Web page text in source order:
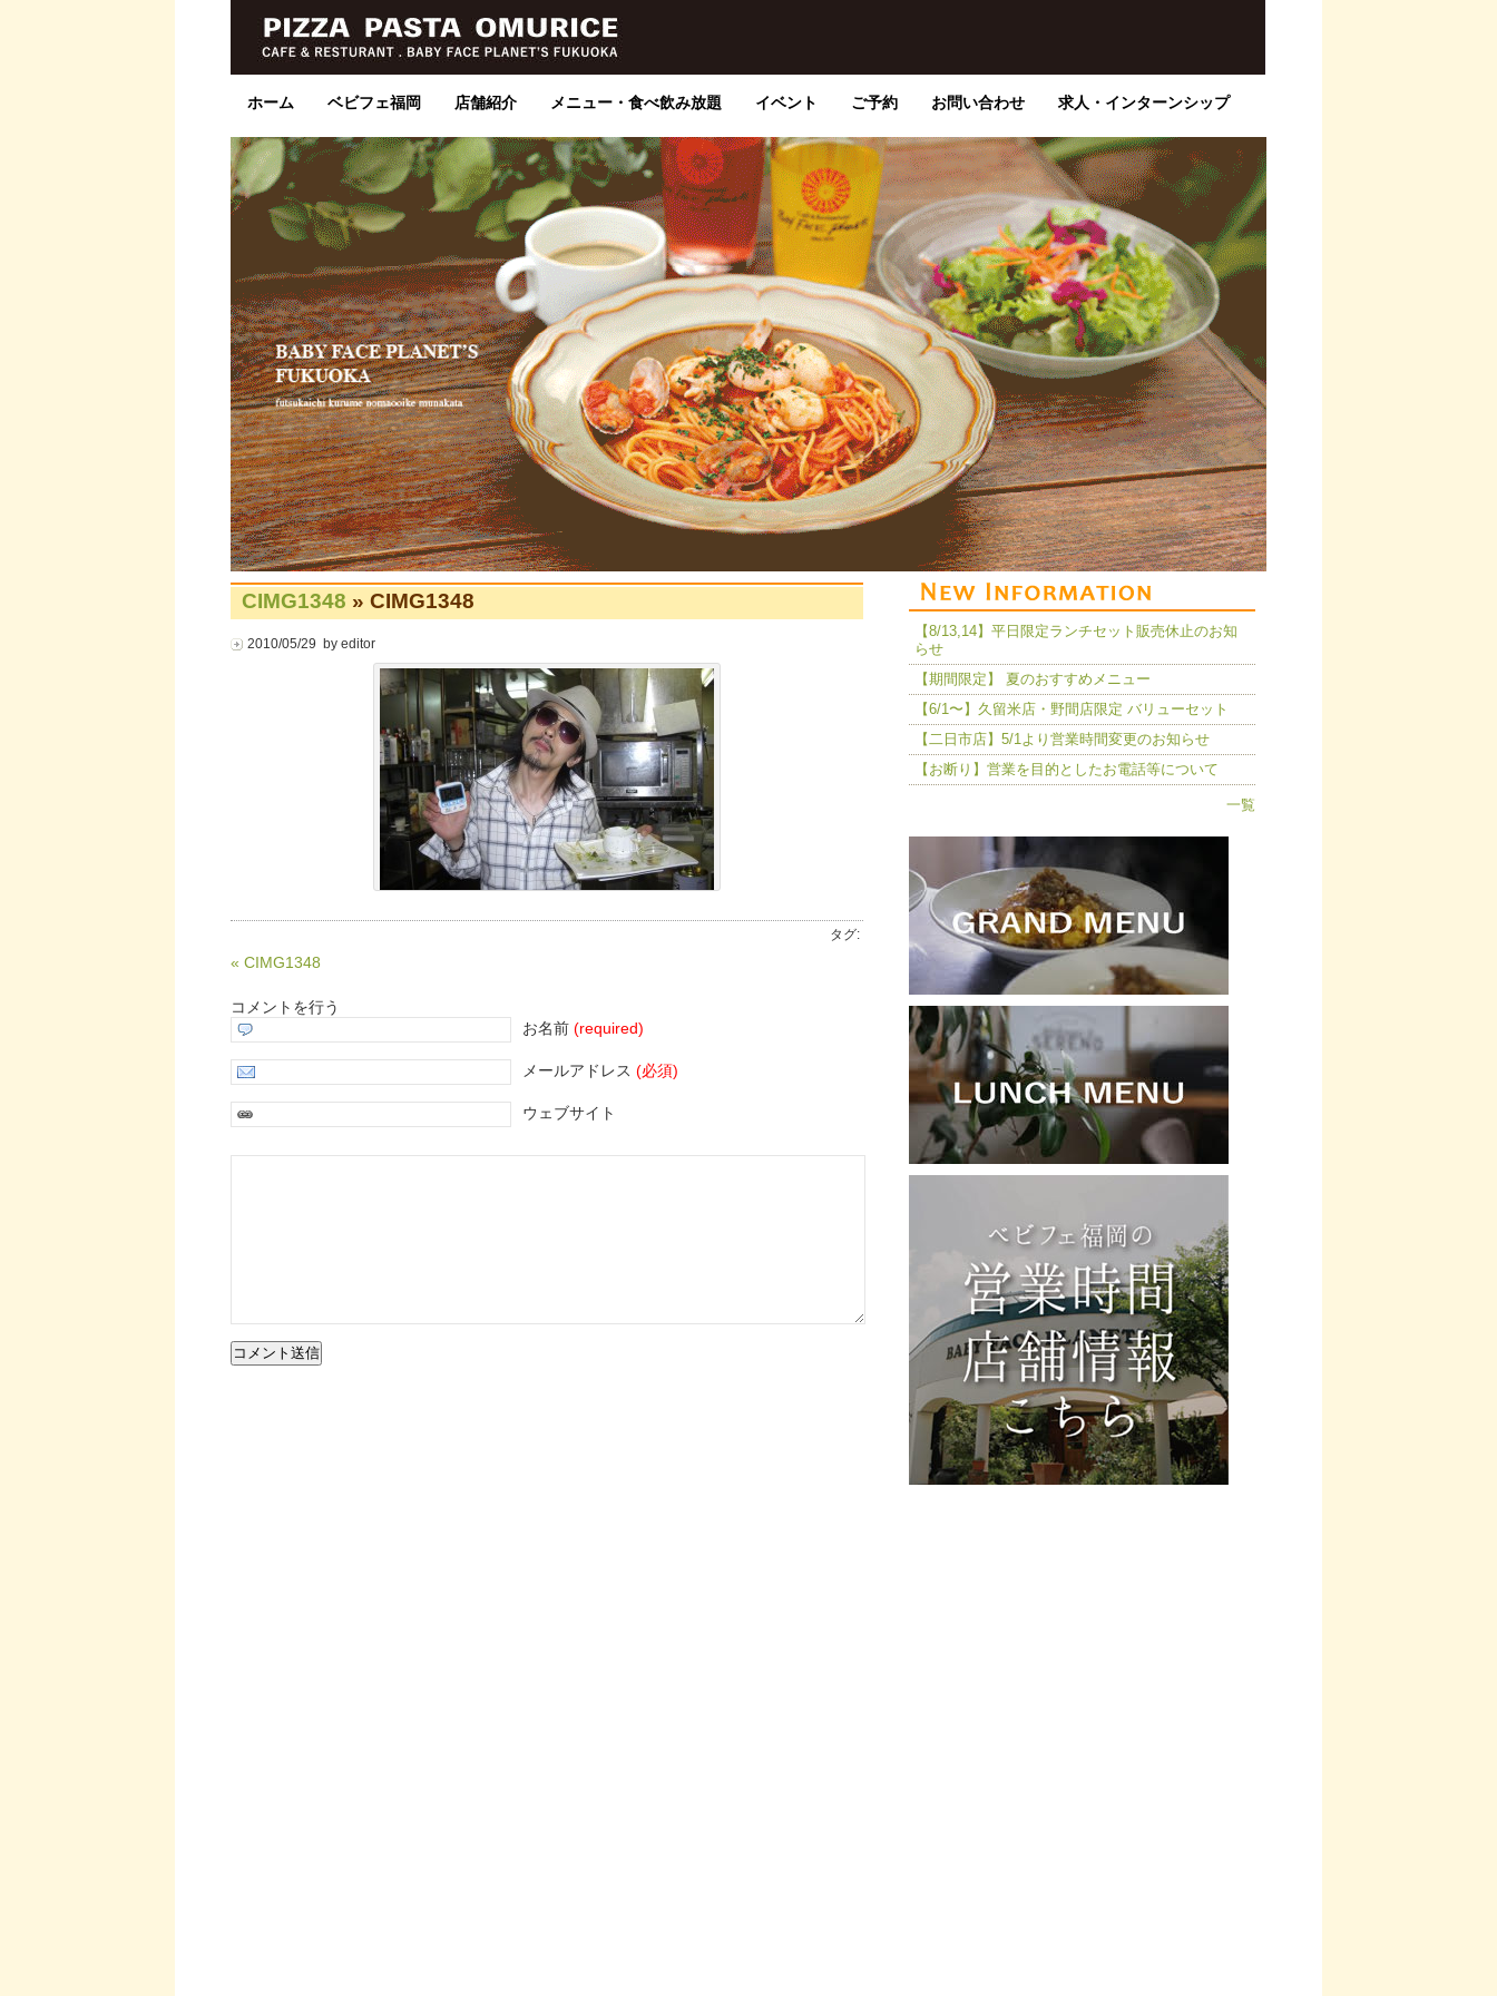
ホーム ベビフェ福岡 店舗紹介 メニュー・食べ飲み放題 イベント ご予約 お問い合わせ 求人・インターンシップ
CIMG1348 » CIMG1348
2010/05/29 by editor
タグ:
« CIMG1348
コメントを行う
お名前 (required)
メールアドレス (必須)
ウェブサイト
【8/13,14】平日限定ランチセット販売休止のお知
らせ
【期間限定】 夏のおすすめメニュー
【6/1〜】久留米店・野間店限定 バリューセット
【二日市店】5/1より営業時間変更のお知らせ
【お断り】営業を目的としたお電話等について
一覧